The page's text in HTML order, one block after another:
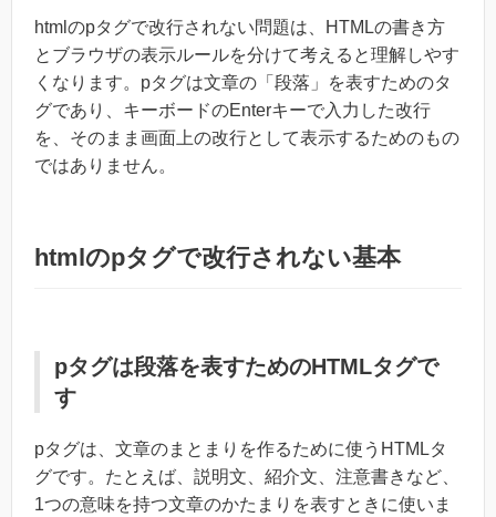
htmlのpタグで改行されない問題は、HTMLの書き方
とブラウザの表示ルールを分けて考えると理解しやす
くなります。pタグは文章の「段落」を表すためのタ
グであり、キーボードのEnterキーで入力した改行
を、そのまま画面上の改行として表示するためのもの
ではありません。
htmlのpタグで改行されない基本
pタグは段落を表すためのHTMLタグで
す
pタグは、文章のまとまりを作るために使うHTMLタ
グです。たとえば、説明文、紹介文、注意書きなど、
1つの意味を持つ文章のかたまりを表すときに使いま